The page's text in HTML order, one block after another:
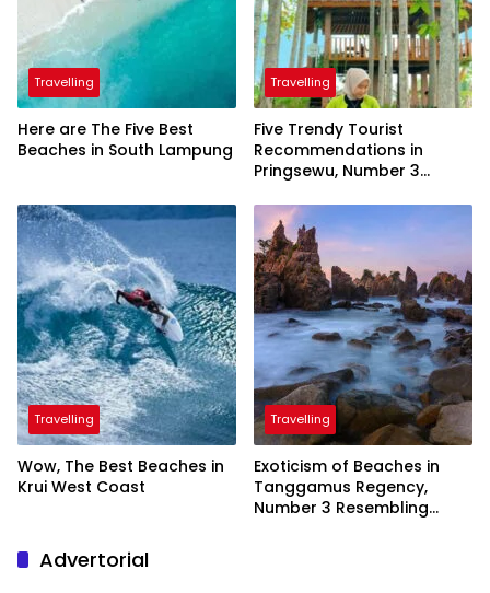
Travelling
Here are The Five Best
Beaches in South Lampung
Travelling
Five Trendy Tourist
Recommendations in
Pringsewu, Number 3
President
Travelling
Wow, The Best Beaches in
Krui West Coast
Travelling
Exoticism of Beaches in
Tanggamus Regency,
Number 3 Resembling
Advertorial